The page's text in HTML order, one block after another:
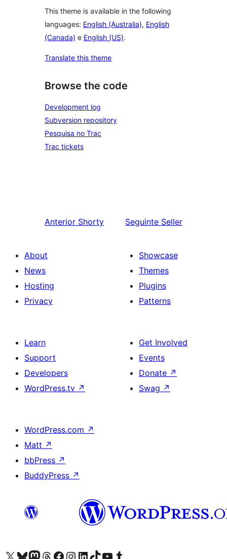
This theme is available in the following
languages: English (Australia), English
(Canada) e English (US).
Translate this theme
Browse the code
Development log
Subversion repository
Pesquisa no Trac
Trac tickets
Anterior Shorty Seguinte Seller
About
News
Hosting
Privacy
Showcase
Themes
Plugins
Patterns
Learn
Support
Developers
WordPress.tv ↗
Get Involved
Events
Donate ↗
Swag ↗
WordPress.com ↗
Matt ↗
bbPress ↗
BuddyPress ↗
Visit our X (formerly Twitter) account
Visit our Bluesky account
Visit our Mastodon account
Visit our Threads account
Visit our Facebook page
Visit our Instagram account
Visit our LinkedIn account
Visit our TikTok account
Visit our YouTube channel
Visit our Tumblr account